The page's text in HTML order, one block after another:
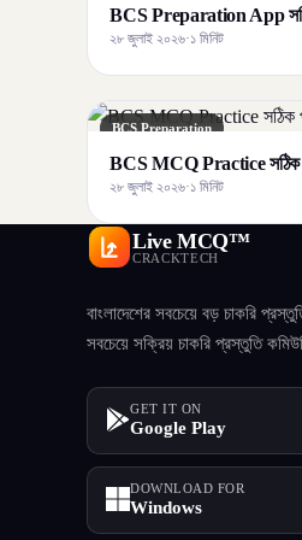
BCS Preparation App
২৮ জুলাই ২০২৬·১ মিনিট
BCS Preparation
BCS MCQ Practice সঠিক
২৮ জুলাই ২০২৬·১ মিনিট
Live MCQ™
CRACKTECH
বাংলাদেশের সবচেয়ে বড় চাকরি
সবচেয়ে সক্রিয় চাকরি প্রস্তুতি
GET IT ON
Google Play
DOWNLOAD FOR
Windows